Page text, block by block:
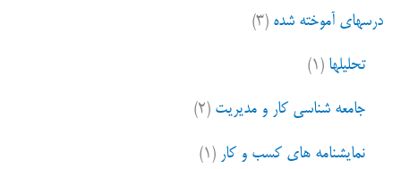
بدرسهای آموخته شده (۳)
تحلیلها (۱)
جامعه شناسی کار و مدیریت (۲)
نمایشنامه های کسب و کار (۱)